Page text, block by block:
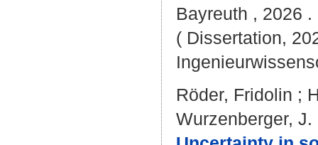
Bayreuth , 2026
( Dissertation,
Röder, Fridolin ;
Wurzenberger, J.